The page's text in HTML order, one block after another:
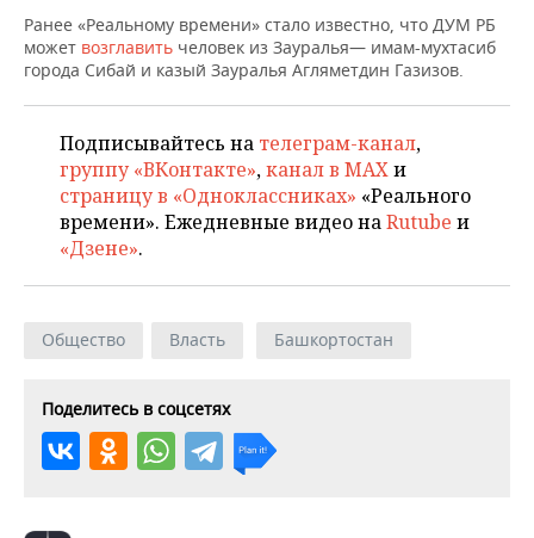
ОПК
ЭНЕРГЕТИКА
ТРАНСПОРТ
УСЛУГИ
IT
МЕДИА
НОВОСТИ МЕРОПРИЯТИЙ
ВЫЕЗДНАЯ РЕДАКЦИЯ
ONLINE-КОНФЕРЕНЦИИ
ОТКРЫТАЯ ЛЕКЦИЯ
СПОРТ
НОВОСТИ СПОРТА
ХОККЕЙ
БАСКЕТБОЛ
ВОЛЕЙБОЛ
КИБЕРСПОРТ
ФИГУРНОЕ КАТАНИЕ
ВОДНЫЕ ВИДЫ СПОРТА
ОБЩЕСТВО
ВЛАСТЬ
ИНФРАСТРУКТУРА
ИСТОРИЯ
КУЛЬТУРА
МЕДИЦИНА
ОБРАЗОВАНИЕ
СЮЖЕТЫ
СПРАВОЧНИК
СПИСОК ПЕРСОН
СПИСОК КОМПАНИЙ
ПОЛНАЯ ВЕРСИЯ
Ранее «Реальному времени» стало известно, что ДУМ РБ
может возглавить человек из Зауралья— имам-мухтасиб
города Сибай и казый Зауралья Агляметдин Газизов.
Подписывайтесь на телеграм-канал,
группу «ВКонтакте»,канал в MAXи
страницу в «Одноклассниках» «Реального
времени». Ежедневные видео наRutube и
«Дзене».
Общество Власть Башкортостан
Поделитесь в соцсетях